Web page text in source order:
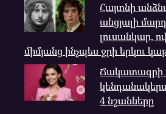
Հայտնի
անցյալի
լուսանկար,
միմյանց ինչպես ջրի երկու
Ճակատագրի
4 նշանները